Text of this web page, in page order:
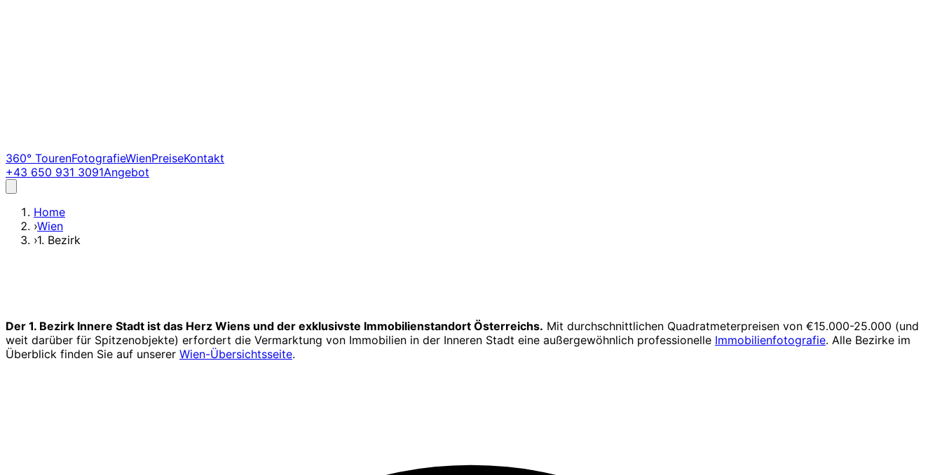
360° TourenFotografieWienPreiseKontakt
+43 650 931 3091Angebot
Home
›Wien
›1. Bezirk
Der 1. Bezirk Innere Stadt ist das Herz Wiens und der exklusivste Immobilienstandort Österreichs. Mit durchschnittlichen Quadratmeterpreisen von €15.000-25.000 (und
weit darüber für Spitzenobjekte) erfordert die Vermarktung von Immobilien in der Inneren Stadt eine außergewöhnlich professionelle Immobilienfotografie. Alle Bezirke im
Überblick finden Sie auf unserer Wien-Übersichtsseite.